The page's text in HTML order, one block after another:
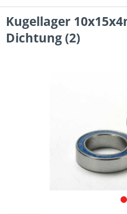
Kugellager
Dichtung (2)